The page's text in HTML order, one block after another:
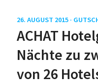
26. AUGUST 2015 ·
ACHAT
Nächte zu
von 26